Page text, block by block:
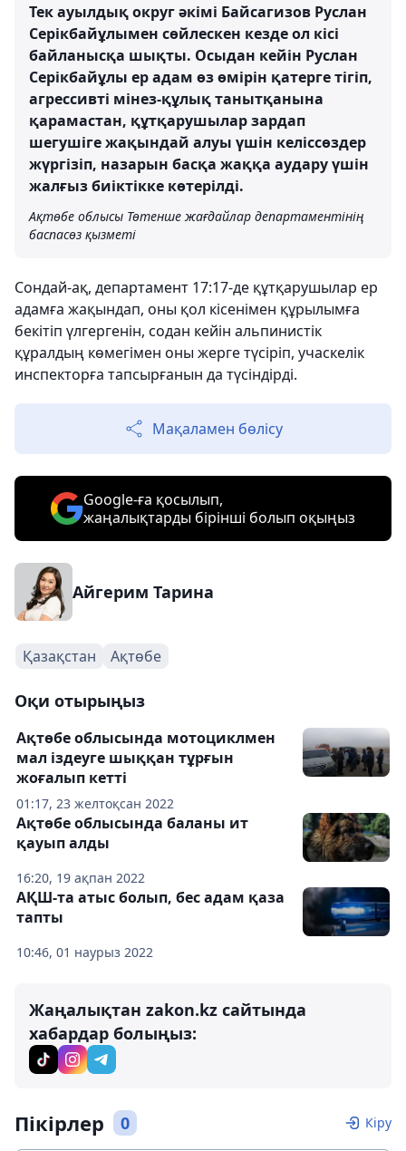
Тек ауылдық округ әкімі Байсагизов Руслан
Серікбайұлымен сөйлескен кезде ол кісі
байланысқа шықты. Осыдан кейін Руслан
Серікбайұлы ер адам өз өмірін қатерге тігіп,
агрессивті мінез-құлық танытқанына
қарамастан, құтқарушылар зардап
шегушіге жақындай алуы үшін келіссөздер
жүргізіп, назарын басқа жаққа аудару үшін
жалғыз биіктікке көтерілді.
Ақтөбе облысы Төтенше жағдайлар департаментінің
баспасөз қызметі
Сондай-ақ, департамент 17:17-де құтқарушылар ер
адамға жақындап, оны қол кісенімен құрылымға
бекітіп үлгергенін, содан кейін альпинистік
құралдың көмегімен оны жерге түсіріп, учаскелік
инспекторға тапсырғанын да түсіндірді.
Мақаламен бөлісу
Google-ға қосылып,
жаңалықтарды бірінші болып оқыңыз
Айгерим Тарина
Қазақстан Ақтөбе
Оқи отырыңыз
01:17, 23 желтоқсан 2022
Ақтөбе облысында мотоциклмен
мал іздеуге шыққан тұрғын
жоғалып кетті
16:20, 19 ақпан 2022
Ақтөбе облысында баланы ит
қауып алды
10:46, 01 наурыз 2022
АҚШ-та атыс болып, бес адам қаза
тапты
Жаңалықтан zakon.kz сайтында
хабардар болыңыз:
Пікірлер 0 Кіру